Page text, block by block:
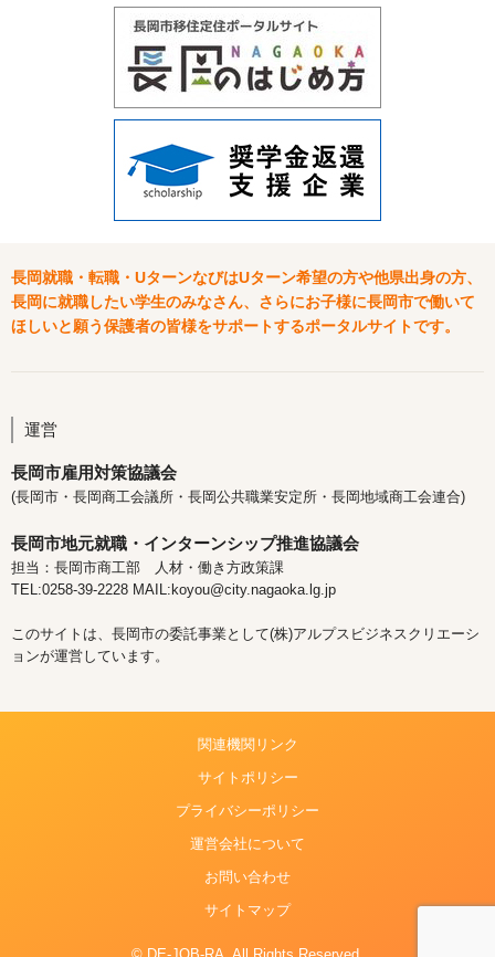
長岡就職・転職・UターンなびはUターン希望の方や他県出身の方、
長岡に就職したい学生のみなさん、さらにお子様に長岡市で働いて
ほしいと願う保護者の皆様をサポートするポータルサイトです。
運営
長岡市雇用対策協議会
(長岡市・長岡商工会議所・長岡公共職業安定所・長岡地域商工会連合)
長岡市地元就職・インターンシップ推進協議会
担当：長岡市商工部 人材・働き方政策課
TEL:0258-39-2228 MAIL:koyou@city.nagaoka.lg.jp
このサイトは、長岡市の委託事業として(株)アルプスビジネスクリエーシ
ョンが運営しています。
関連機関リンク
サイトポリシー
プライバシーポリシー
運営会社について
お問い合わせ
サイトマップ